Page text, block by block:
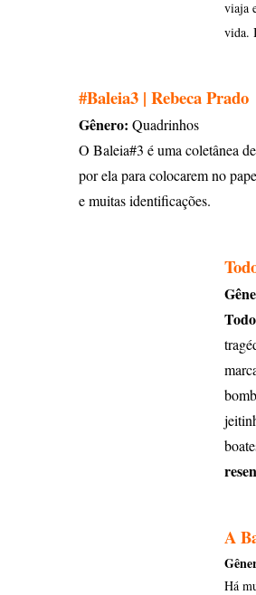
viaja
vida.
#Baleia3 | Rebeca Prado
Gênero: Quadrinhos
O Baleia#3 é uma coletânea
por ela para colocarem no
e muitas identificações.
A
Há